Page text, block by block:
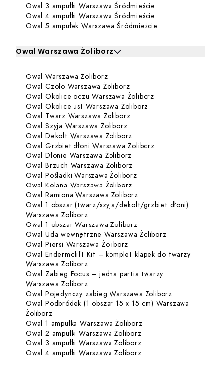
Owal 3 ampułki Warszawa Śródmieście
Owal 4 ampułki Warszawa Śródmieście
Owal 5 ampułek Warszawa Śródmieście
Owal Warszawa Żoliborz
Kliknij, aby rozwinąć i zobaczyć zabiegi dla Owal
Zabiegi dla Owal Warszawa Żoliborz
Owal Warszawa ŻoliborzDowiedz się więcej o Owal
Owal Czoło Warszawa ŻoliborzDowiedz się więcej o
Owal Okolice oczu Warszawa Żoliborz
Owal Okolice ust Warszawa Żoliborz
Owal Twarz Warszawa ŻoliborzDowiedz się więcej o
Owal Szyja Warszawa ŻoliborzDowiedz się więcej o Owal
Owal Dekolt Warszawa Żoliborz
Owal Grzbiet dłoni Warszawa ŻoliborzDowiedz się
Owal Dłonie Warszawa Żoliborz
Owal Brzuch Warszawa Żoliborz
Owal Pośladki Warszawa ŻoliborzDowiedz się więcej o
Owal Kolana Warszawa Żoliborz
Owal Ramiona Warszawa Żoliborz
Owal 1 obszar (twarz/szyja/dekolt/grzbiet dłoni)
Warszawa ŻoliborzDowiedz się więcej o Owal 1 obszar
Owal 1 obszar Warszawa ŻoliborzDowiedz się więcej o
Owal Uda wewnętrzne Warszawa ŻoliborzDowiedz się
Owal Piersi Warszawa Żoliborz
Owal Endermolift Kit – komplet klapek do twarzy
Warszawa ŻoliborzDowiedz się więcej o Owal
Owal Zabieg Focus – jedna partia twarzy
Warszawa ŻoliborzDowiedz się więcej o Owal Zabieg
Owal Pojedynczy zabieg Warszawa Żoliborz
Owal Podbródek (1 obszar 15 x 15 cm) Warszawa
ŻoliborzDowiedz się więcej o Owal Podbródek (1 obszar
Owal 1 ampułka Warszawa ŻoliborzDowiedz się więcej o
Owal 2 ampułki Warszawa ŻoliborzDowiedz się więcej o
Owal 3 ampułki Warszawa ŻoliborzDowiedz się więcej o
Owal 4 ampułki Warszawa ŻoliborzDowiedz się więcej o